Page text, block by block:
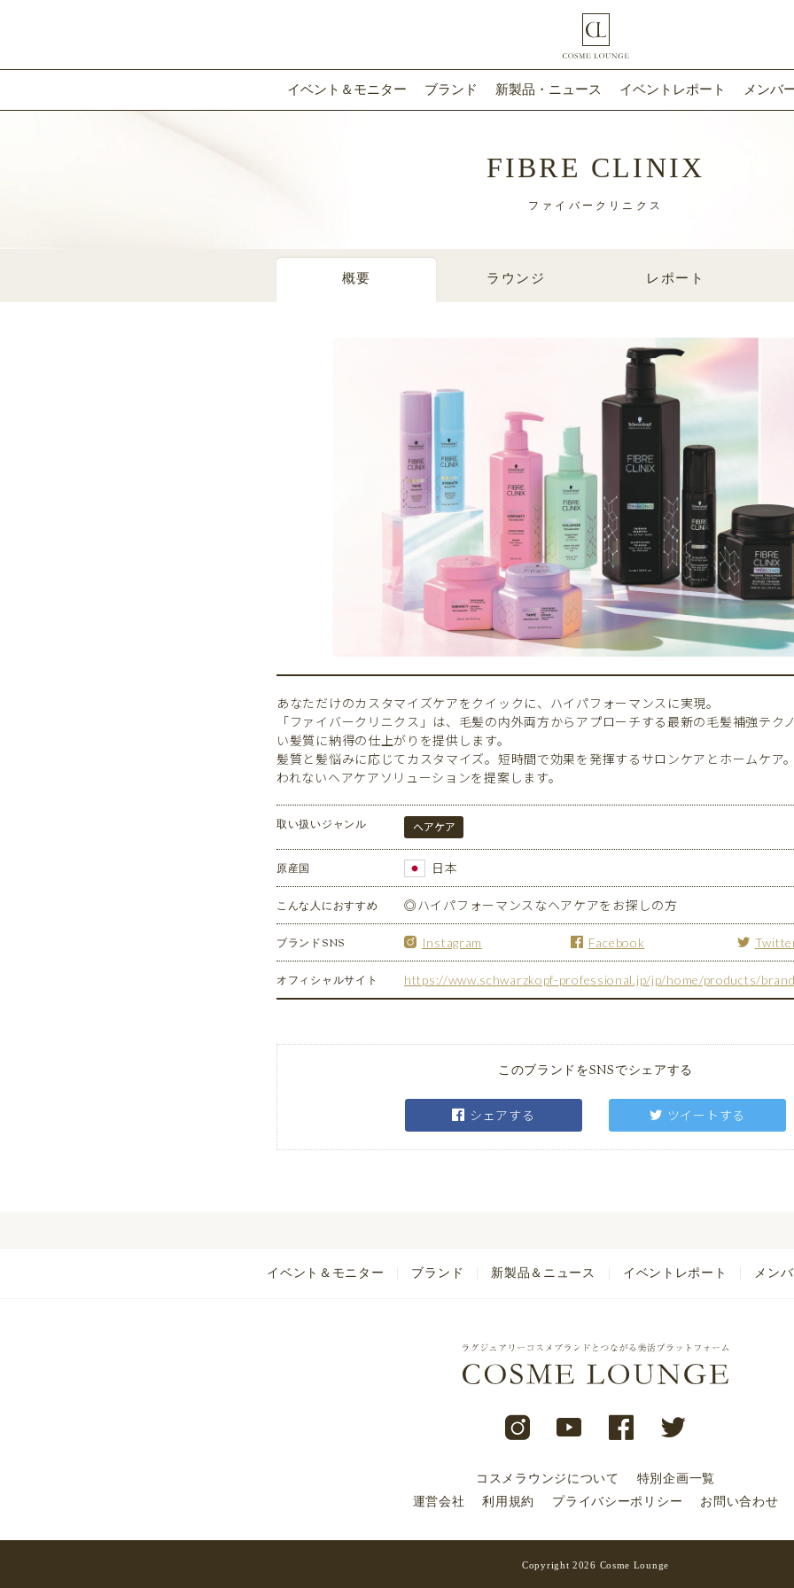
イベント＆モニター ブランド 新製品・ニュース イベントレポート メンバ
FIBRE CLINIX
ファイバークリニクス
概要 ラウンジ レポート
あなただけのカスタマイズケアをクイックに、ハイパフォーマンスに実現。
「ファイバークリニクス」は、毛髪の内外両方からアプローチする最新の毛髪補強テク
い髪質に納得の仕上がりを提供します。
髪質と髪悩みに応じてカスタマイズ。短時間で効果を発揮するサロンケアとホームケア
われないヘアケアソリューションを提案します。
取い扱いジャンル ヘアケア
原産国 日本
こんな人におすすめ ◎ハイパフォーマンスなヘアケアをお探しの方
ブランドSNS Instagram Facebook
オフィシャルサイト https://www.schwarzkopf-professional.jp/jp/home/products/
このブランドをSNSでシェアする
シェアする ツイートする
イベント＆モニター ブランド 新製品＆ニュース イベントレポート メン
コスメラウンジについて
特別企画一覧
運営会社
利用規約 プライバシーポリシー お問い合わせ
Copyright 2026 Cosme Lounge